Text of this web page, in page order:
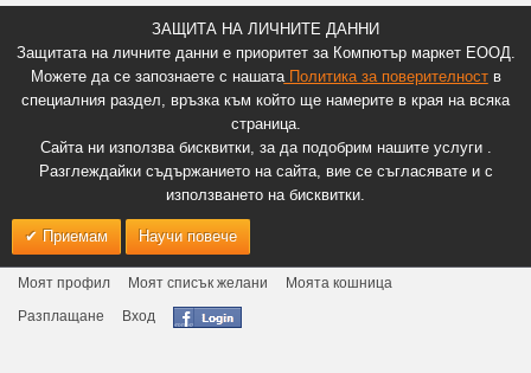
ЗАЩИТА НА ЛИЧНИТЕ ДАННИ
Защитата на личните данни е приоритет за Компютър маркет ЕООД.
Можете да се запознаете с нашатаПолитика за поверителноств
специалния раздел, връзка към който ще намерите в края на всяка
страница.
Сайта ни използва бисквитки, за да подобрим нашите услуги .
Разглеждайки съдържанието на сайта, вие се съгласявате и с
използването на бисквитки.
Приемам Научи повече
Моят профил Моят списък желани
Моята кошница
Разплащане
Вход